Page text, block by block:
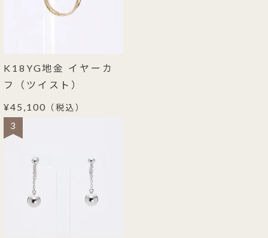
K18YG地金 イヤーカ
フ（ツイスト）
¥45,100 （税込）
3